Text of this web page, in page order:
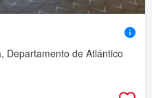
Departamento de Atlántico